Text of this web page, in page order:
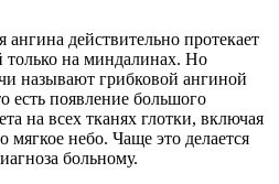
ангина действительно протекает
на миндалинах. Но
называют грибковой ангиной
есть появление большого
на всех тканях глотки, включая
небо. Чаще это делается
больному.